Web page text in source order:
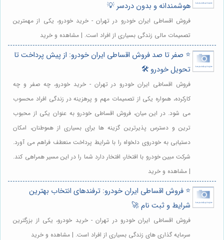
هوشمندانه و بدون دردسر 💡
فروش اقساطی ایران خودرو در تهران - خرید خودرو، یکی از مهمترین
تصمیمات مالی زندگی بسیاری از افراد است. | مشاهده و خرید
⭐️ صفر تا صد فروش اقساطی ایران خودرو: از پیش پرداخت تا
تحویل خودرو 🛠️
فروش اقساطی ایران خودرو در تهران - خرید خودرو، چه صفر و چه
کارکرده، همواره یکی از تصمیمات مهم و پرهزینه در زندگی افراد محسوب
می شود. در این میان، فروش اقساطی خودرو به عنوان یکی از محبوب
ترین و دسترس پذیرترین گزینه ها برای بسیاری از هموطنان، امکان
دستیابی به خودروی دلخواه را با شرایط پرداخت منعطف فراهم می آورد.
شرکت مبین خودرو با افتخار، افتخار دارد شما را در این مسیر همراهی کند.
| مشاهده و خرید
⭐️ فروش اقساطی ایران خودرو: ترفندهای انتخاب بهترین
شرایط و ثبت نام 🚀
فروش اقساطی ایران خودرو در تهران - خرید خودرو، یکی از بزرگترین
سرمایه گذاری های زندگی بسیاری از افراد است. | مشاهده و خرید